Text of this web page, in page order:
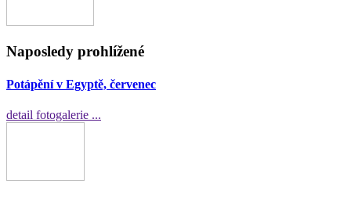
Naposledy prohlížené
Potápění v Egyptě, červenec
detail fotogalerie ...